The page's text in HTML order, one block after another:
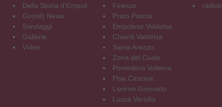
Della Storia d'Empoli
Go(od) News
Sondaggi
Gallerie
Video
Firenze
Prato Pistoia
Empolese Valdelsa
Chianti Valdelsa
Siena Arezzo
Zona del Cuoio
Pontedera Volterra
Pisa Cascina
Livorno Grosseto
Lucca Versilia